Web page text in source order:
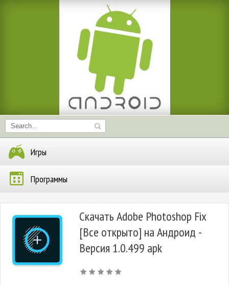
Игры
Программы
Скачать Adobe Photoshop Fix
[Все открыто] на Андроид -
Версия 1.0.499 apk